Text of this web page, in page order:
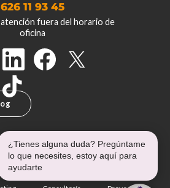
626 11 93 45
fuera del horario de
oficina
¿Tienes alguna duda? Pregúntame
lo que necesites, estoy aquí para
ayudarte